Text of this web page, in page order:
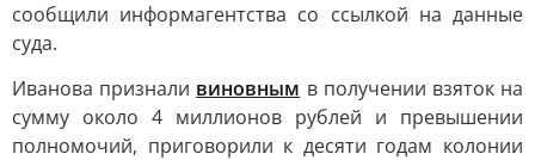
сообщили информагентства со ссылкой на данные
суда.
Иванова признали виновным в получении взяток на
сумму около 4 миллионов рублей и превышении
полномочий, приговорили к десяти годам колонии